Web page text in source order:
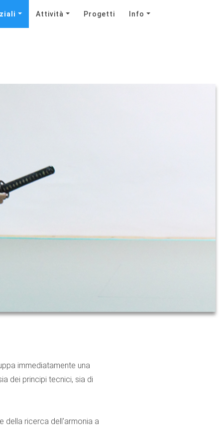
Attività Progetti Info
immediatamente una
dei principi tecnici, sia di
della ricerca dell'armonia a